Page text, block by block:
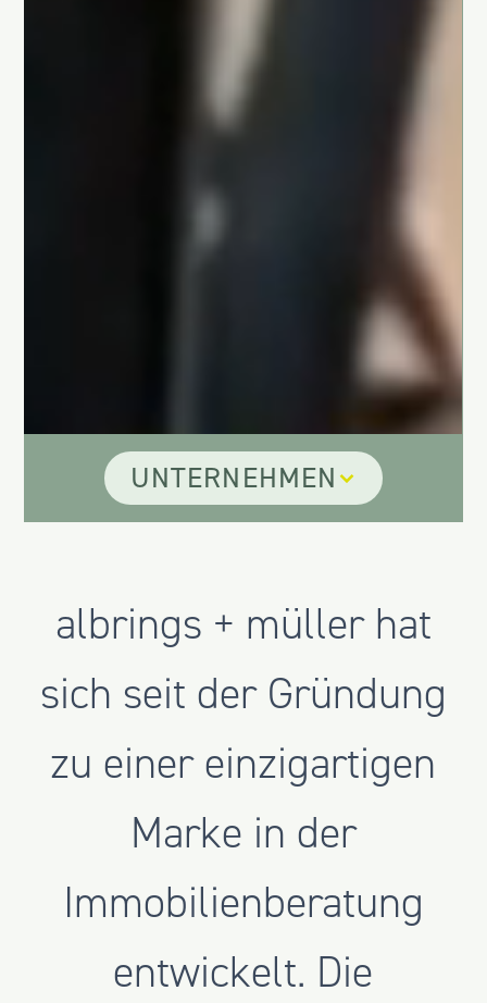
UNTERNEHMEN
albrings + müller hat
sich seit der Gründung
zu einer einzigartigen
Marke in der
Immobilienberatung
entwickelt. Die